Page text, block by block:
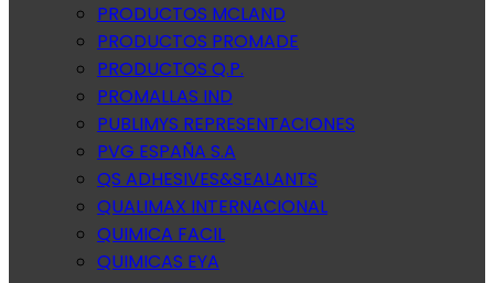
PRODUCTOS MCLAND
PRODUCTOS PROMADE
PRODUCTOS Q.P.
PROMALLAS IND
PUBLIMYS REPRESENTACIONES
PVG ESPAÑA S.A
QS ADHESIVES&SEALANTS
QUALIMAX INTERNACIONAL
QUIMICA FACIL
QUIMICAS EYA